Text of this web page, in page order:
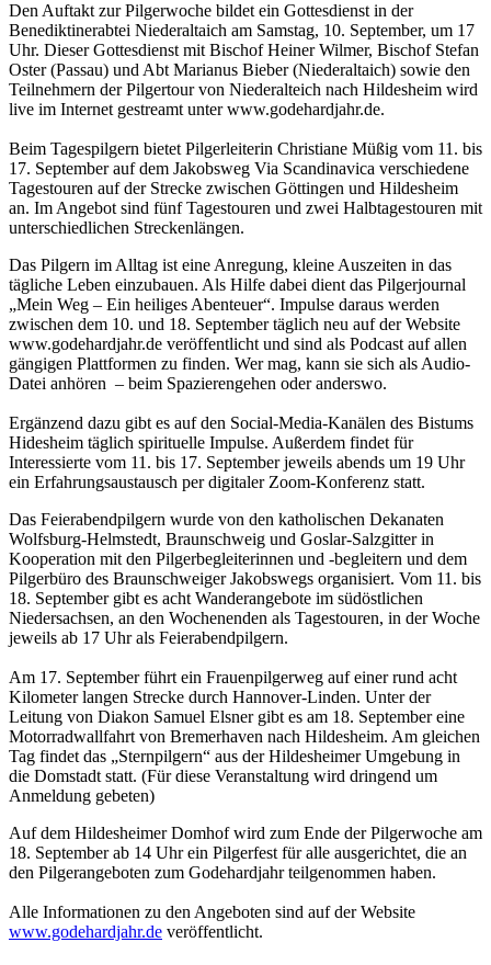
Den Auftakt zur Pilgerwoche bildet ein Gottesdienst in der
Benediktinerabtei Niederaltaich am Samstag, 10. September, um 17
Uhr. Dieser Gottesdienst mit Bischof Heiner Wilmer, Bischof Stefan
Oster (Passau) und Abt Marianus Bieber (Niederaltaich) sowie den
Teilnehmern der Pilgertour von Niederalteich nach Hildesheim wird
live im Internet gestreamt unter www.godehardjahr.de.
Beim Tagespilgern bietet Pilgerleiterin Christiane Müßig vom 11. bis
17. September auf dem Jakobsweg Via Scandinavica verschiedene
Tagestouren auf der Strecke zwischen Göttingen und Hildesheim
an. Im Angebot sind fünf Tagestouren und zwei Halbtagestouren mit
unterschiedlichen Streckenlängen.
Das Pilgern im Alltag ist eine Anregung, kleine Auszeiten in das
tägliche Leben einzubauen. Als Hilfe dabei dient das Pilgerjournal
„Mein Weg – Ein heiliges Abenteuer“. Impulse daraus werden
zwischen dem 10. und 18. September täglich neu auf der Website
www.godehardjahr.de veröffentlicht und sind als Pod­cast auf allen
gängigen Plattformen zu finden. Wer mag, kann sie sich als Audio-
Datei anhören – beim Spazierengehen oder anderswo.
Ergänzend dazu gibt es auf den Social-Media-Kanälen des Bistums
Hidesheim täglich spirituelle Impulse. Außerdem findet für
Interessierte vom 11. bis 17. September jeweils abends um 19 Uhr
ein Erfahrungsaustausch per digitaler Zoom-Konferenz statt.
Das Feierabendpilgern wurde von den katholischen Dekanaten
Wolfsburg-Helmstedt, Braunschweig und Goslar-Salzgitter in
Kooperation mit den Pilgerbegleiterinnen und -begleitern und dem
Pilgerbüro des Braunschweiger Jakobswegs organisiert. Vom 11. bis
18. September gibt es acht Wanderangebote im südöstlichen
Niedersachsen, an den Wochenenden als Tagestouren, in der Woche
jeweils ab 17 Uhr als Feierabendpilgern.
Am 17. September führt ein Frauenpilgerweg auf einer rund acht
Kilometer langen Strecke durch Hannover-Linden. Unter der
Leitung von Diakon Samuel Elsner gibt es am 18. September eine
Motorradwallfahrt von Bremerhaven nach Hildesheim. Am gleichen
Tag findet das „Sternpilgern“ aus der Hildesheimer Umgebung in
die Domstadt statt. (Für diese Veranstaltung wird dringend um
Anmeldung gebeten)
Auf dem Hildesheimer Domhof wird zum Ende der Pilgerwoche am
18. September ab 14 Uhr ein Pilgerfest für alle ausgerichtet, die an
den Pilgerangeboten zum Godehardjahr teilgenommen haben.
Alle Informationen zu den Angeboten sind auf der Website
www.godehardjahr.de veröffentlicht.